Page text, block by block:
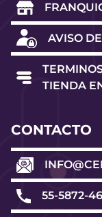
AVISO
TIENDA
CONTACTO
55-5872-